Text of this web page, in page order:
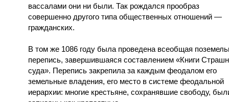
вассалами они ни были. Так рождался прообраз
совершенно другого типа общественных отношений —
гражданских.
В том же 1086 году была проведена всеобщая
перепись, завершившаяся составлением «Книги
суда». Перепись закрепила за каждым феодалом его
земельные владения, его место в системе феодальной
иерархии: многие крестьяне, сохранявшие свободу,